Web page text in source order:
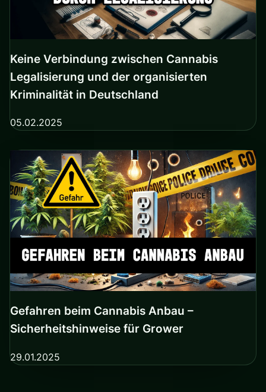
Keine Verbindung zwischen Cannabis
Legalisierung und der organisierten
Kriminalität in Deutschland
05.02.2025
Gefahren beim Cannabis Anbau –
Sicherheitshinweise für Grower
29.01.2025